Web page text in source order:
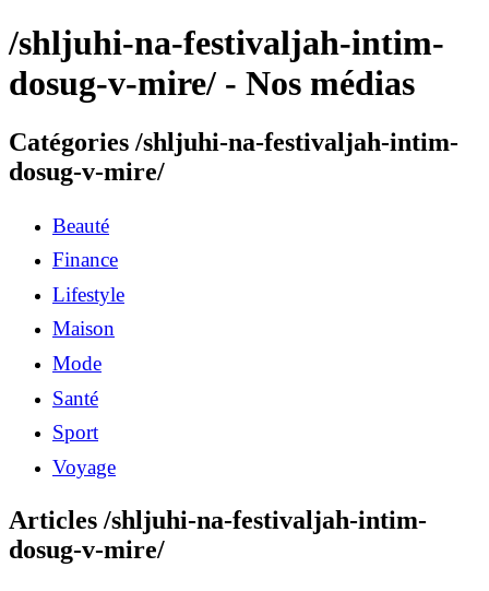
/shljuhi-na-festivaljah-intim-
dosug-v-mire/ - Nos médias
Catégories /shljuhi-na-festivaljah-intim-
dosug-v-mire/
Beauté
Finance
Lifestyle
Maison
Mode
Santé
Sport
Voyage
Articles /shljuhi-na-festivaljah-intim-
dosug-v-mire/